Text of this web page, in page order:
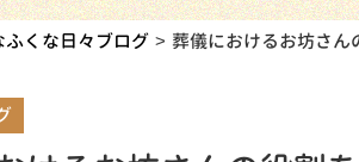
ふくな日々ブログ 葬儀におけるお坊さん